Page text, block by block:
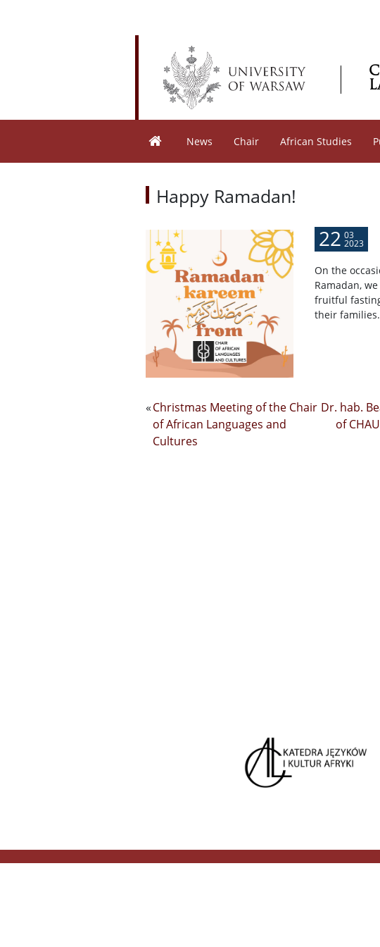
News Chair African Studies
Happy Ramadan!
22 03
2023
On the
Ramadan,
fruitful
their
«Christmas Meeting of the Chair
of African Languages ​​and
Cultures
Dr. hab.
of